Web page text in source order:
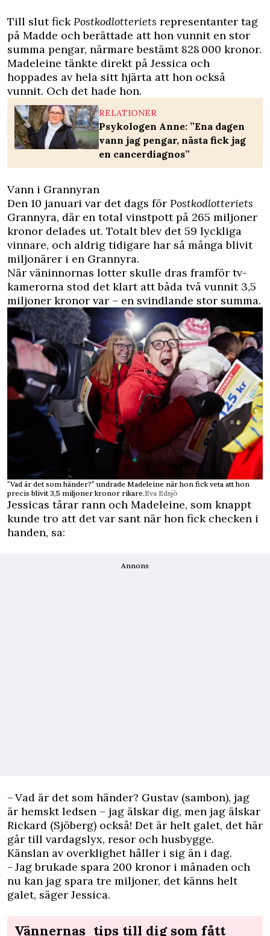
Till slut fickPostkodlotteriets representanter tag
på Madde och berättade att hon vunnit en stor
summa pengar, närmare bestämt 828 000 kronor.
Madeleine tänkte direkt på Jessica och
hoppades av hela sitt hjärta att hon också
vunnit. Och det hade hon.
RELATIONER
Psykologen Anne: ”Ena dagen
vann jag pengar, nästa fick jag
en cancerdiagnos”
Vann i Grannyran
Den 10 januari var det dags för Postkodlotteriets
Grannyra, där en total vinstpott på 265 miljoner
kronor delades ut. Totalt blev det 59 lyckliga
vinnare, och aldrig tidigare har så många blivit
miljonärer i en Grannyra.
När väninnornas lotter skulle dras framför tv-
kamerorna stod det klart att båda två vunnit 3,5
miljoner kronor var – en svindlande stor summa.
”Vad är det som händer?” undrade Madeleine när hon fick veta att hon
precis blivit 3,5 miljoner kronor rikare.Eva Edsjö
Jessicas tårar rann och Madeleine, som knappt
kunde tro att det var sant när hon fick checken i
handen, sa:
Annons
– Vad är det som händer? Gustav (sambon), jag
är hemskt ledsen – jag älskar dig, men jag älskar
Rickard (Sjöberg) också! Det är helt galet, det här
går till vardagslyx, resor och husbygge.
Känslan av overklighet håller i sig än i dag.
– Jag brukade spara 200 kronor i månaden och
nu kan jag spara tre miljoner, det känns helt
galet, säger Jessica.
Vännernas tips till dig som fått